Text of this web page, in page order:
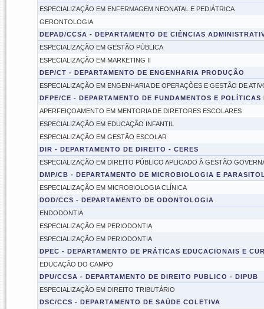
ESPECIALIZAÇÃO EM ENFERMAGEM NEONATAL E PEDIÁTRICA
GERONTOLOGIA
DEPAD/CCSA - DEPARTAMENTO DE CIÊNCIAS
ESPECIALIZAÇÃO EM GESTÃO PÚBLICA
ESPECIALIZAÇÃO EM MARKETING II
DEP/CT - DEPARTAMENTO DE ENGENHARIA PRODUÇÃO
ESPECIALIZAÇÃO EM ENGENHARIA DE OPERAÇÕES E GESTÃO DE
DFPE/CE - DEPARTAMENTO DE FUNDAMENTOS E POLÍTICAS
APERFEIÇOAMENTO EM MENTORIA DE DIRETORES ESCOLARES
ESPECIALIZAÇÃO EM EDUCAÇÃO INFANTIL
ESPECIALIZAÇÃO EM GESTÃO ESCOLAR
DIR - DEPARTAMENTO DE DIREITO - CERES
ESPECIALIZAÇÃO EM DIREITO PÚBLICO APLICADO À GESTÃO
DMP/CB - DEPARTAMENTO DE MICROBIOLOGIA E
ESPECIALIZAÇÃO EM MICROBIOLOGIA CLÍNICA
DOD/CCS - DEPARTAMENTO DE ODONTOLOGIA
ENDODONTIA
ESPECIALIZAÇÃO EM PERIODONTIA
ESPECIALIZAÇÃO EM PERIODONTIA
DPEC - DEPARTAMENTO DE PRÁTICAS EDUCACIONAIS E
EDUCAÇÃO DO CAMPO
DPU/CCSA - DEPARTAMENTO DE DIREITO PUBLICO - DIPUB
ESPECIALIZAÇÃO EM DIREITO TRIBUTÁRIO
DSC/CCS - DEPARTAMENTO DE SAÚDE COLETIVA